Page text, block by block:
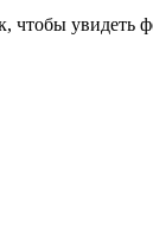
чтобы увидеть